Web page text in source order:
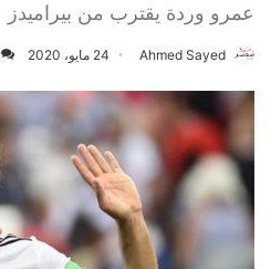
عمرو وردة يقترب من بيراميدز
Ahmed Sayed 24 مايو، 2020